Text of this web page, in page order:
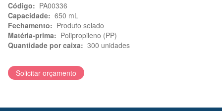
Código: PA00336
Capacidade: 650 mL
Fechamento: Produto selado
Matéria-prima: Polipropileno (PP)
Quantidade por caixa: 300 unidades
Solicitar orçamento